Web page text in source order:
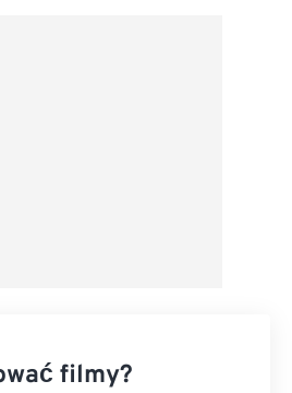
filmy?